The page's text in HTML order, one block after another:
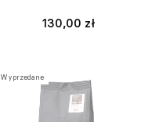
130,00 zł
Wyprzedane